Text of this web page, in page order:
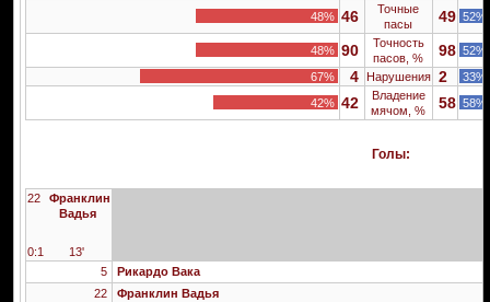
48% 46
Точные
пасы
49 52%
48% 90
Точность
пасов, %
98 52%
67%
4 Нарушения 2
33%
42% 42
Владение
мячом, %
58 58%
Голы:
22
Франклин
Вадья
0:1
13'
5
Рикардо Вака
22
Франклин Вадья